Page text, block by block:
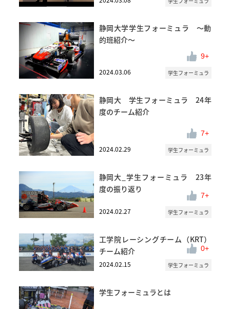
静岡大学学生フォーミュラ ～動
的班紹介～
2024.03.06 学生フォーミュラ
9
静岡大 学生フォーミュラ 24年
度のチーム紹介
2024.02.29 学生フォーミュラ
7
静岡大_学生フォーミュラ 23年
度の振り返り
2024.02.27 学生フォーミュラ
7
工学院レーシングチーム（KRT）
チーム紹介
2024.02.15 学生フォーミュラ
0
学生フォーミュラとは